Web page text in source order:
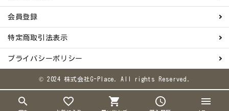
search favorite_border shopping_cart schedule menu
会員登録
特定商取引法表示
プライバシーポリシー
© 2024 株式会社G-Place. All rights Reserved.